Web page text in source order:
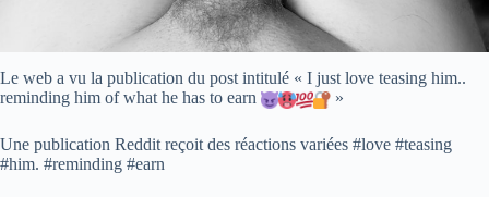
Le web a vu la publication du post intitulé « I just love teasing him..
reminding him of what he has to earn
»
Une publication Reddit reçoit des réactions variées #love #teasing
#him. #reminding #earn